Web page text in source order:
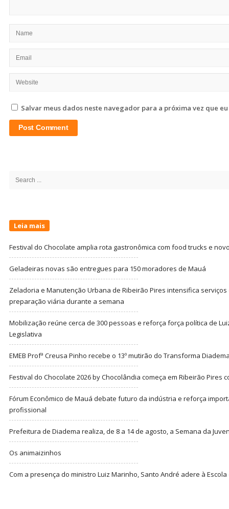
Salvar meus dados neste navegador para a próxima vez que
Search
Leia mais
Festival do Chocolate amplia rota gastronômica com food trucks e
Geladeiras novas são entregues para 150 moradores de Mauá
Zeladoria e Manutenção Urbana de Ribeirão Pires intensifica
preparação viária durante a semana
Mobilização reúne cerca de 300 pessoas e reforça força política de
Legislativa
EMEB Profª Creusa Pinho recebe o 13º mutirão do Transforma
Festival do Chocolate 2026 by Chocolândia começa em Ribeirão Pires
Fórum Econômico de Mauá debate futuro da indústria e reforça
profissional
Prefeitura de Diadema realiza, de 8 a 14 de agosto, a Semana da
Os animaizinhos
Com a presença do ministro Luiz Marinho, Santo André adere à